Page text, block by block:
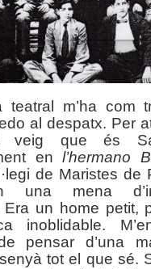
teatral m’ha com
al despatx. Per
veig que és
enl’hermano
de Maristes de
una mena
Era un home petit,
inoblidable.
de pensar d’una
tot el que sé.